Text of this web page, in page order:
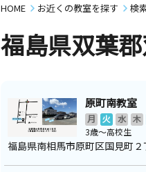
HOME お近くの教室を探す 検
福島県双葉
原町南教室
月 火 水 木
3歳～高校生
福島県南相馬市原町区国見町２